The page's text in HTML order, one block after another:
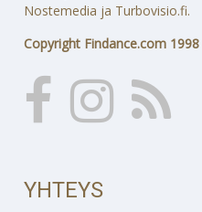
Nostemedia ja Turbovisio.fi.
Copyright Findance.com
YHTEYS